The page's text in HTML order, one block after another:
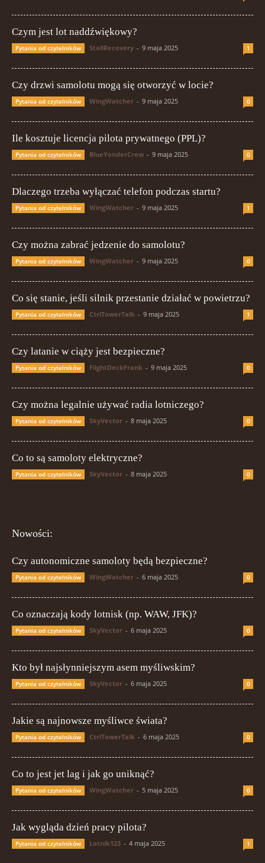
Czym jest lot naddźwiękowy?
Pytania od czytelników StallRecovery - 9 maja 2025 1
Czy drzwi samolotu mogą się otworzyć w locie?
Pytania od czytelników WingWatcher - 9 maja 2025 0
Ile kosztuje licencja pilota prywatnego (PPL)?
Pytania od czytelników BlueYonderCrew - 9 maja 2025 0
Dlaczego trzeba wyłączać telefon podczas startu?
Pytania od czytelników WingWatcher - 9 maja 2025 1
Czy można zabrać jedzenie do samolotu?
Pytania od czytelników WingWatcher - 9 maja 2025 0
Co się stanie, jeśli silnik przestanie działać w powietrzu?
Pytania od czytelników CtrlTowerTalk - 9 maja 2025 1
Czy latanie w ciąży jest bezpieczne?
Pytania od czytelników FlightDeckFrank - 9 maja 2025 0
Czy można legalnie używać radia lotniczego?
Pytania od czytelników SkyVector - 8 maja 2025 0
Co to są samoloty elektryczne?
Pytania od czytelników SkyVector - 8 maja 2025 0
Nowości:
Czy autonomiczne samoloty będą bezpieczne?
Pytania od czytelników WingWatcher - 6 maja 2025 0
Co oznaczają kody lotnisk (np. WAW, JFK)?
Pytania od czytelników SkyVector - 6 maja 2025 0
Kto był najsłynniejszym asem myśliwskim?
Pytania od czytelników SkyVector - 6 maja 2025 0
Jakie są najnowsze myśliwce świata?
Pytania od czytelników CtrlTowerTalk - 6 maja 2025 0
Co to jest jet lag i jak go uniknąć?
Pytania od czytelników WingWatcher - 5 maja 2025 0
Jak wygląda dzień pracy pilota?
Pytania od czytelników Lotnik123 - 4 maja 2025 1